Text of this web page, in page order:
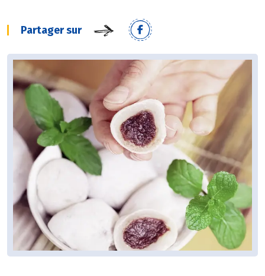
Partager sur